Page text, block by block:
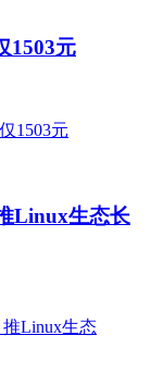
1503元
Linux生态长